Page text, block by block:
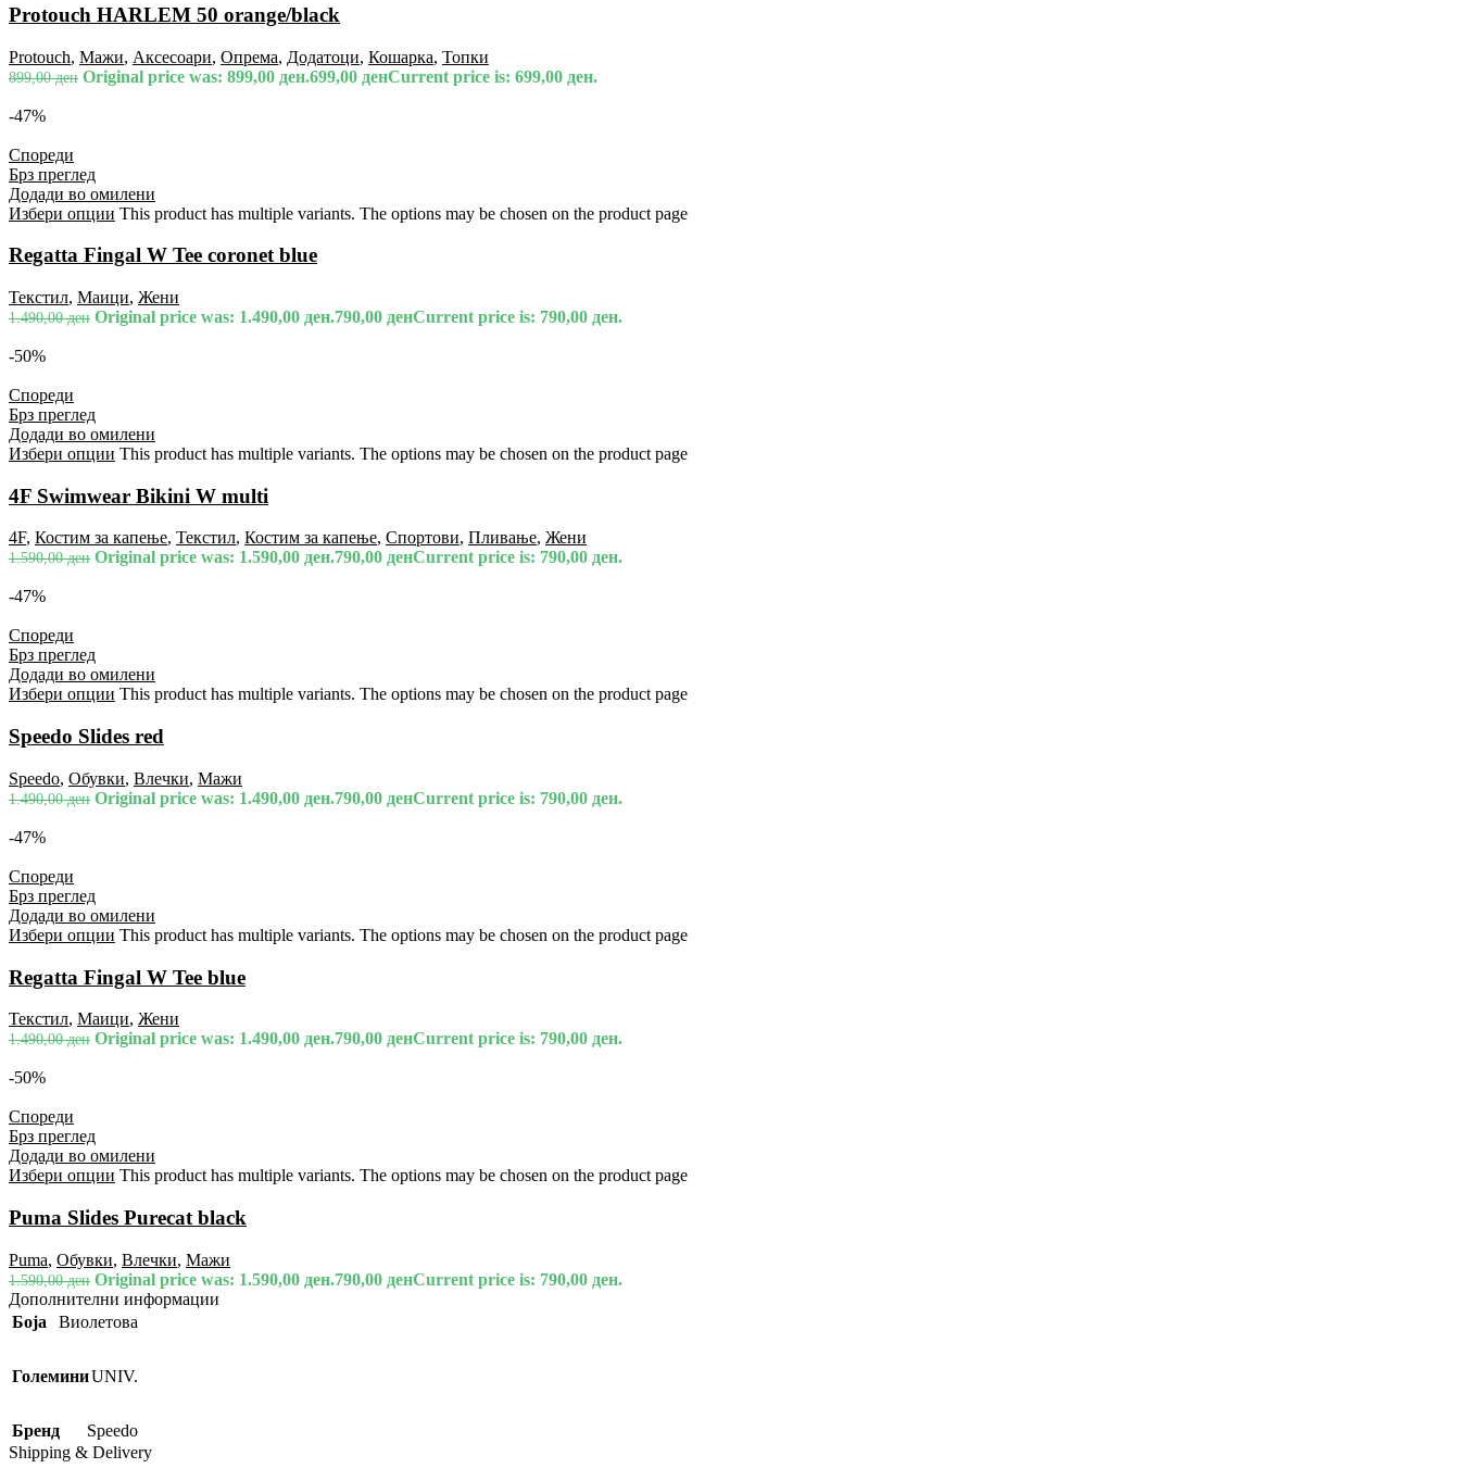
Protouch HARLEM 50 orange/black
Protouch, Мажи, Аксесоари, Опрема, Додатоци, Кошарка, Топки
899,00ден Original price was: 899,00 ден.699,00 денCurrent price is: 699,00 ден.
-47%
Спореди
Брз преглед
Додади во омилени
Избери опции This product has multiple variants. The options may be chosen on the product page
Regatta Fingal W Tee coronet blue
Текстил, Маици, Жени
1.490,00ден Original price was: 1.490,00 ден.790,00 денCurrent price is: 790,00 ден.
-50%
Спореди
Брз преглед
Додади во омилени
Избери опции This product has multiple variants. The options may be chosen on the product page
4F Swimwear Bikini W multi
4F, Костим за капење, Текстил, Костим за капење, Спортови, Пливање, Жени
1.590,00ден Original price was: 1.590,00 ден.790,00 денCurrent price is: 790,00 ден.
-47%
Спореди
Брз преглед
Додади во омилени
Избери опции This product has multiple variants. The options may be chosen on the product page
Speedo Slides red
Speedo, Обувки, Влечки, Мажи
1.490,00ден Original price was: 1.490,00 ден.790,00 денCurrent price is: 790,00 ден.
-47%
Спореди
Брз преглед
Додади во омилени
Избери опции This product has multiple variants. The options may be chosen on the product page
Regatta Fingal W Tee blue
Текстил, Маици, Жени
1.490,00ден Original price was: 1.490,00 ден.790,00 денCurrent price is: 790,00 ден.
-50%
Спореди
Брз преглед
Додади во омилени
Избери опции This product has multiple variants. The options may be chosen on the product page
Puma Slides Purecat black
Puma, Обувки, Влечки, Мажи
1.590,00ден Original price was: 1.590,00 ден.790,00 денCurrent price is: 790,00 ден.
Дополнителни информации
Боја
Виолетова
ГолеминиUNIV.
Бренд
Speedo
Shipping & Delivery